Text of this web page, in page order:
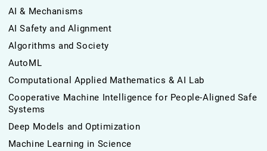
AI & Mechanisms
AI Safety and Alignment
Algorithms and Society
AutoML
Computational Applied Mathematics & AI Lab
Cooperative Machine Intelligence for People-Aligned Safe
Systems
Deep Models and Optimization
Machine Learning in Science